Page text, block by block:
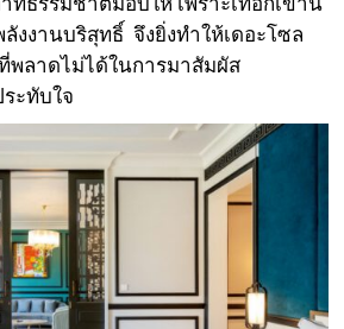
งงานบริสุทธิ์ จึงยิ่งทำให้เดอะโซล
พลาดไม่ได้ในการมาสัมผัส
ะทับใจ